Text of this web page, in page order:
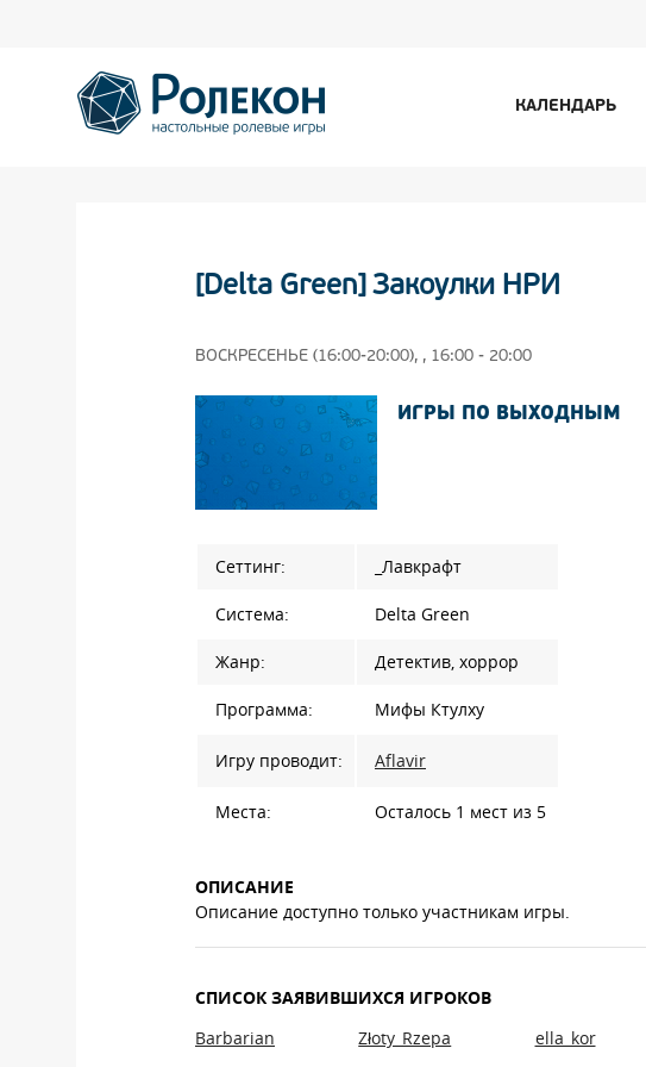
КАЛЕНДАРЬ
[Delta Green] Закоулки НРИ
ВОСКРЕСЕНЬЕ (16:00-20:00), , 16:00 - 20:00
ИГРЫ ПО ВЫХОДНЫМ
Сеттинг: _Лавкрафт
Система: Delta Green
Жанр: Детектив, хоррор
Программа: Мифы Ктулху
Игру проводит: Aflavir
Места: Осталось 1 мест из 5
ОПИСАНИЕ
Описание доступно только участникам игры.
СПИСОК ЗАЯВИВШИХСЯ ИГРОКОВ
Barbarian Złoty_Rzepa ella_kor